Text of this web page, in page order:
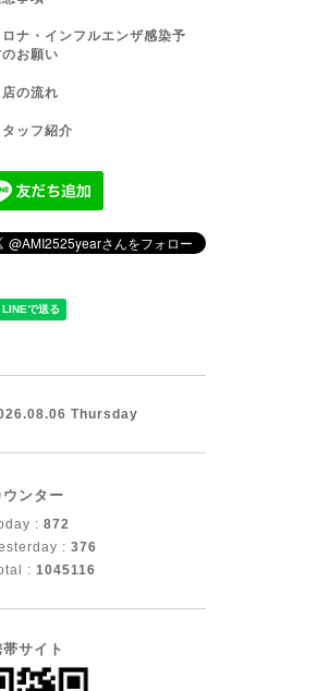
ロナ・インフルエンザ感染予
のお願い
店の流れ
タッフ紹介
Thursday
ウンター
: 872
: 376
: 1045116
帯サイト